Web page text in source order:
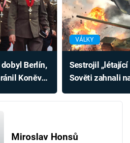
Berlín,
Koněva.
VÁLKY
Sestrojil
Sověti zahnali
v legendu?
Miroslav Honsů